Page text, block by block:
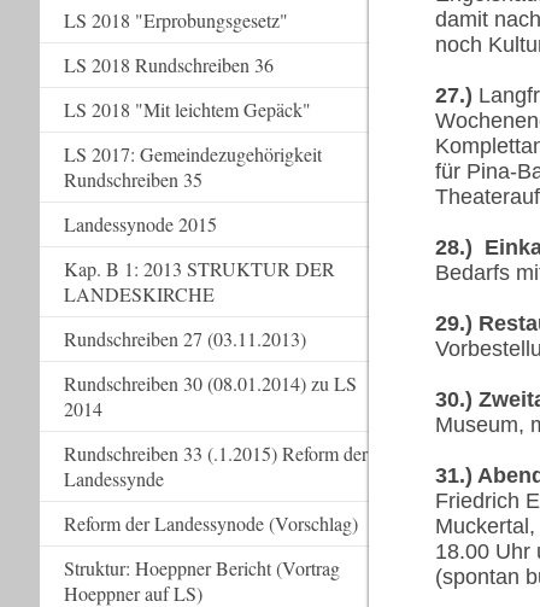
damit
noch
27.)
für Pina-
28.)
Bedarfs
29.)
30.)
Museum,
31.)
Friedrich
18.00 Uhr
(spontan
LS 2018 "Erprobungsgesetz"
LS 2018 Rundschreiben 36
LS 2018 "Mit leichtem Gepäck"
LS 2017: Gemeindezugehörigkeit
Rundschreiben 35
Landessynode 2015
Kap. B 1: 2013 STRUKTUR DER
LANDESKIRCHE
Rundschreiben 27 (03.11.2013)
Rundschreiben 30 (08.01.2014) zu LS
2014
Rundschreiben 33 (.1.2015) Reform der
Landessynde
Reform der Landessynode (Vorschlag)
Struktur: Hoeppner Bericht (Vortrag
Hoeppner auf LS)